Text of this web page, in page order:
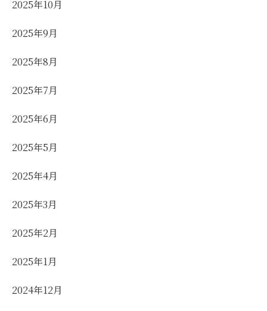
2025年10月
2025年9月
2025年8月
2025年7月
2025年6月
2025年5月
2025年4月
2025年3月
2025年2月
2025年1月
2024年12月